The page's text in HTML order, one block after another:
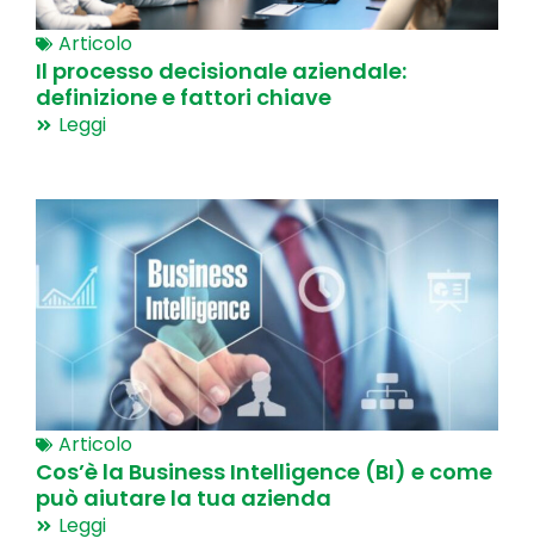
Articolo
Il processo decisionale aziendale:
definizione e fattori chiave
Leggi
Articolo
Cos’è la Business Intelligence (BI) e come
può aiutare la tua azienda
Leggi